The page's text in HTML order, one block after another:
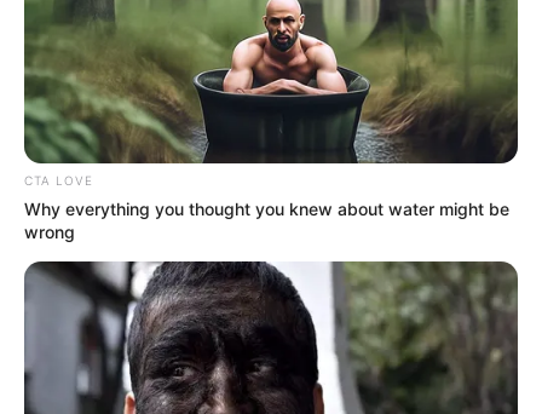
CTA LOVE
Why everything you thought you knew about water might be
wrong